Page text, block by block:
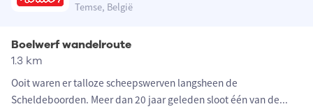
Temse, België
Boelwerf wandelroute
1.3 km
Ooit waren er talloze scheepswerven langsheen de
Scheldeboorden. Meer dan 20 jaar geleden sloot één van de...